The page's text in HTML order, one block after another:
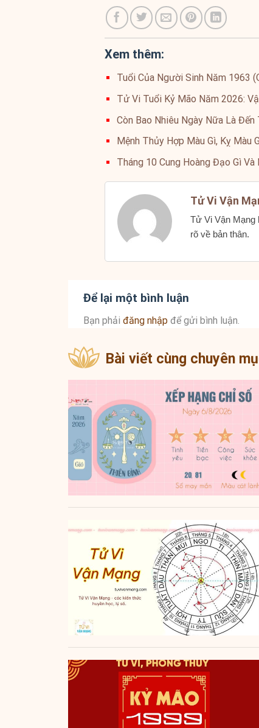
Xem thêm:
Tuổi Của Người Sinh Năm 1963
Tử Vi Tuổi Kỷ Mão Năm 2026:
Còn Bao Nhiêu Ngày Nữa Là
Mệnh Thủy Hợp Màu Gì, Kỵ Màu
Tháng 10 Cung Hoàng Đạo Gì
Tử Vi Vận
Tử Vi Vận Mạng
rõ về bản thân.
Để lại một bình luận
Bạn phải đăng nhập để gửi bình luận.
Bài viết cùng chuyên